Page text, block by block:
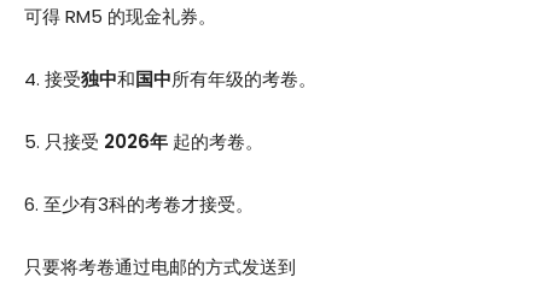
可得 RM5 的现金礼券。
4. 接受独中和国中所有年级的考卷。
5. 只接受 2026年 起的考卷。
6. 至少有3科的考卷才接受。
只要将考卷通过电邮的方式发送到